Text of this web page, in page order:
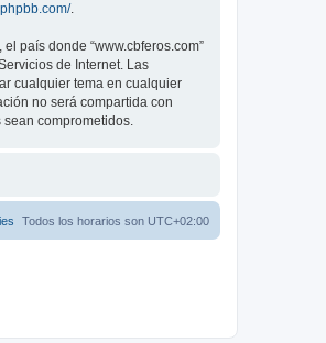
.
país donde “www.cbferos.com”
de Internet. Las
cualquier tema en cualquier
no será compartida con
comprometidos.
Todos los horarios son UTC+02:00